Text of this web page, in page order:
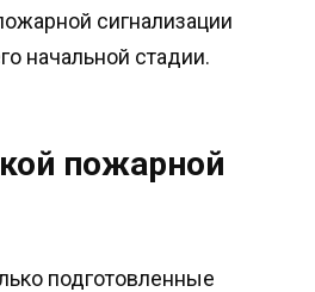
сигнализации
начальной стадии.
пожарной
подготовленные